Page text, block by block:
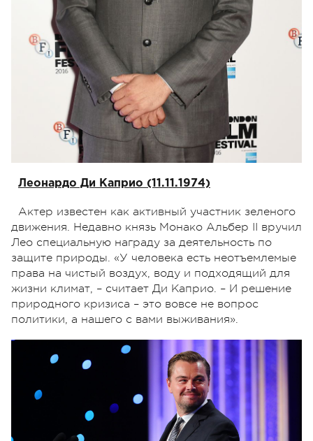
Леонардо Ди Каприо (11.11.1974)
Актер известен как активный участник зеленого
движения. Недавно князь Монако Альбер II вручил
Лео специальную награду за деятельность по
защите природы. «У человека есть неотъемлемые
права на чистый воздух, воду и подходящий для
жизни климат, – считает Ди Каприо. – И решение
природного кризиса – это вовсе не вопрос
политики, а нашего с вами выживания».